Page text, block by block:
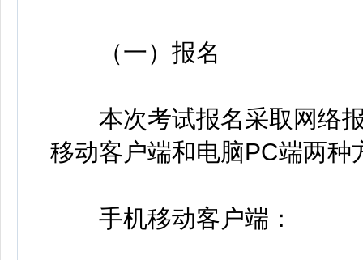
（一）报名
本次考试报名采取网络报
移动客户端和电脑PC端两种
手机移动客户端：